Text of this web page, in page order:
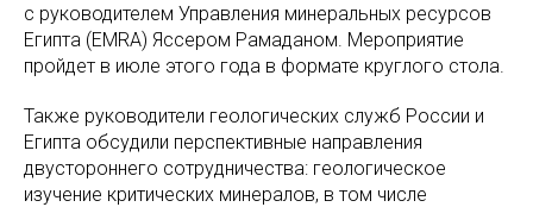
с руководителем Управления минеральных ресурсов
Египта (EMRA) Яссером Рамаданом. Мероприятие
пройдет в июле этого года в формате круглого стола.
Также руководители геологических служб России и
Египта обсудили перспективные направления
двустороннего сотрудничества: геологическое
изучение критических минералов, в том числе